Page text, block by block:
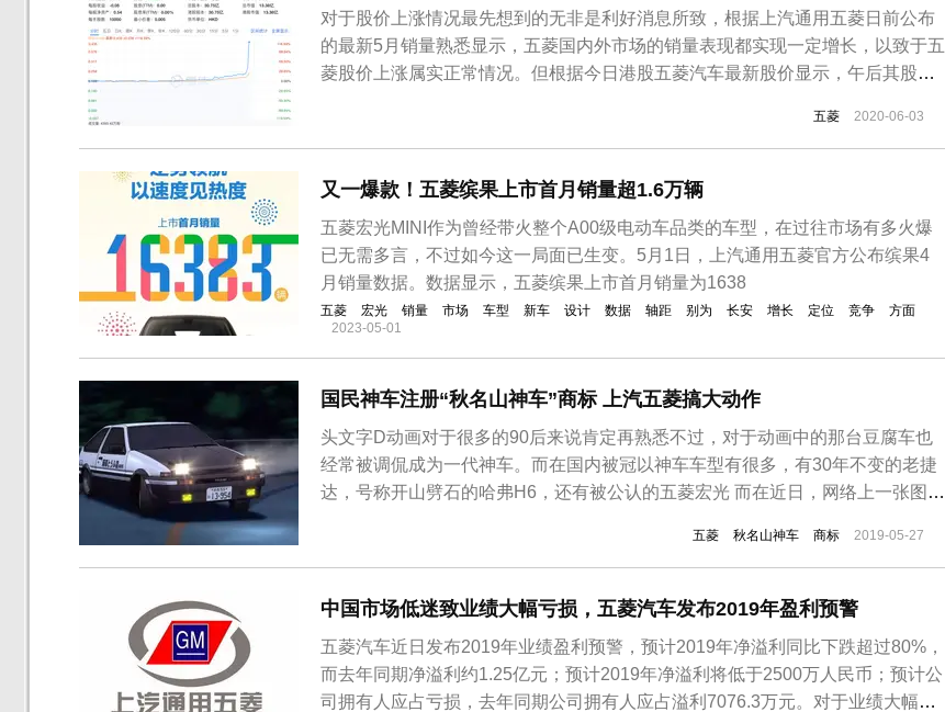
对于股价上涨情况最先想到的无非是利好消息所致，根据上汽通用五菱日前公布
的最新5月销量熟悉显示，五菱国内外市场的销量表现都实现一定增长，以致于五
菱股价上涨属实正常情况。但根据今日港股五菱汽车最新股价显示，午后其股价
汽车出现如此大的涨幅。对此，经过了解后才得知，使得五菱汽车今日股价出现
暴涨情况的是一个叫“地摊经济”的概念。对于...
五菱 2020-06-03
又一爆款！五菱缤果上市首月销量超1.6万辆
五菱宏光MINI作为曾经带火整个A00级电动车品类的车型，在过往市场有多火爆
已无需多言，不过如今这一局面已生变。5月1日，上汽通用五菱官方公布缤果4
月销量数据。数据显示，五菱缤果上市首月销量为1638
五菱 宏光 销量 市场 车型 新车 设计 数据 轴距 别为 长安 增长 定位 竞争
方面
2023-05-01
国民神车注册“秋名山神车”商标 上汽五菱搞大动作
头文字D动画对于很多的90后来说肯定再熟悉不过，对于动画中的那台豆腐车也
经常被调侃成为一代神车。而在国内被冠以神车车型有很多，有30年不变的老捷
达，号称开山劈石的哈弗H6，还有被公认的五菱宏光 而在近日，网络上一张图片
方并未对此发表任何相关消息。在国家工商行政管理总局经济信息中心也能查询
到该商标处于申请状态。 秋明...
五菱 秋名山神车 商标 2019-05-27
中国市场低迷致业绩大幅亏损，五菱汽车发布2019年盈利预警
五菱汽车近日发布2019年业绩盈利预警，预计2019年净溢利同比下跌超过80%，
而去年同期净溢利约1.25亿元；预计2019年净溢利将低于2500万人民币；预计公
司拥有人应占亏损，去年同期公司拥有人应占溢利7076.3万元。对于业绩大幅下